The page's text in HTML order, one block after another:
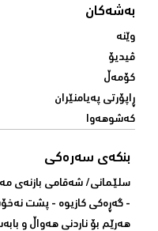
بەشەکان
وێنە
ڤیدیۆ
کۆمەڵ
ڕاپۆرتی پەیامنێران
کەشوهەوا
بنکەی سەرەکی
سلێمانی/ شه‌قامی بازنه‌ی
- گه‌ڕه‌کی کازیوه‌ - پشت
هه‌رێم بۆ ناردنی‌ هه‌واڵ و